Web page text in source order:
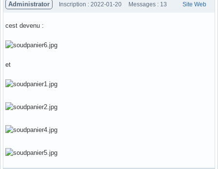
Administrator Inscription : 2022-01-20 Messages : 13 Site Web
cest devenu :
et